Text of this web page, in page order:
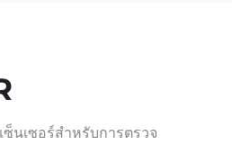
ซ็นเซอร์สำหรับการตรวจ